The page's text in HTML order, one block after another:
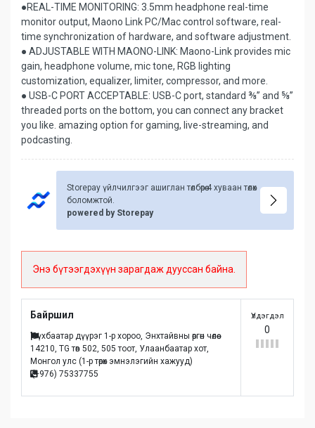
●REAL-TIME MONITORING: 3.5mm headphone real-time
monitor output, Maono Link PC/Mac control software, real-
time synchronization of hardware, and software adjustment.
● ADJUSTABLE WITH MAONO-LINK: Maono-Link provides mic
gain, headphone volume, mic tone, RGB lighting
customization, equalizer, limiter, compressor, and more.
● USB-C PORT ACCEPTABLE: USB-C port, standard ⅜” and ⅝”
threaded ports on the bottom, you can connect any bracket
you like. amazing option for gaming, live-streaming, and
podcasting.
Storepay үйлчилгээг ашиглан төлбөрөө 4 хуваан төлөх
боломжтой.
powered by Storepay
Энэ бүтээгдэхүүн зарагдаж дууссан байна.
Байршил
Сүхбаатар дүүрэг 1-р хороо, Энхтайвны өргөн чөлөө
14210, TG төв 502, 505 тоот, Улаанбаатар хот,
Монгол улc (1-р төрөх эмнэлэгийн хажууд)
(+976) 75337755
Үлдэгдэл
0